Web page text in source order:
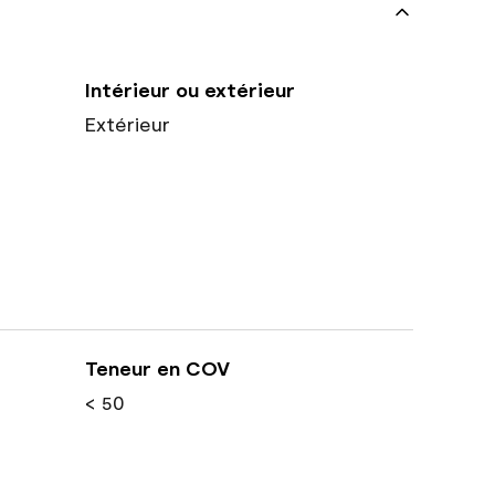
Intérieur ou extérieur
Extérieur
Teneur en COV
< 50